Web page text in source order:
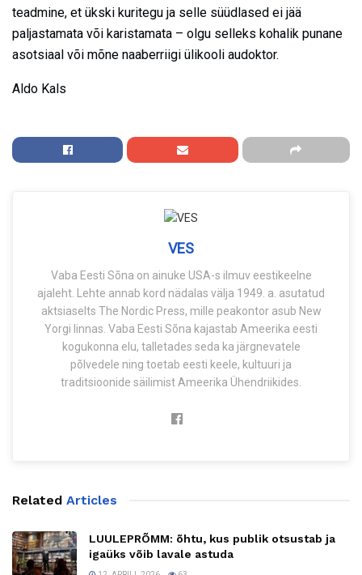
teadmine, et ükski kuritegu ja selle süüdlased ei jää
paljastamata või karistamata – olgu selleks kohalik punane
asotsiaal või mõne naaberriigi ülikooli audoktor.
Aldo Kals
VES
Vaba Eesti Sõna on ainuke USA-s ilmuv eestikeelne
ajaleht. Lehte annab kord nädalas välja 1949. a. asutatud
aktsiaselts The Nordic Press, mille peakontor asub New
Yorgi linnas. Vaba Eesti Sõna kajastab Ameerika eesti
kogukonna elu, talletades seda ka järgnevatele
põlvedele ning toetab eesti keele, kultuuri ja
traditsioonide säilimist Ameerika Ühendriikides.
Related Articles
LUULEPRÕMM: õhtu, kus publik otsustab ja
igaüks võib lavale astuda